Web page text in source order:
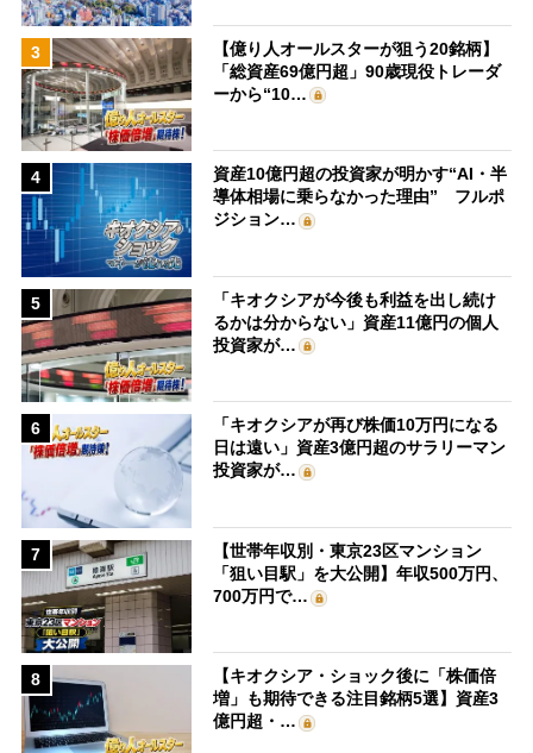
3
【億り人オールスターが狙う20銘柄】
「総資産69億円超」90歳現役トレーダ
ーから“10…
4
資産10億円超の投資家が明かす“AI・半
導体相場に乗らなかった理由” フルポ
ジション…
5
「キオクシアが今後も利益を出し続け
るかは分からない」資産11億円の個人
投資家が…
6
「キオクシアが再び株価10万円になる
日は遠い」資産3億円超のサラリーマン
投資家が…
7
【世帯年収別・東京23区マンション
「狙い目駅」を大公開】年収500万円、
700万円で…
8
【キオクシア・ショック後に「株価倍
増」も期待できる注目銘柄5選】資産3
億円超・…